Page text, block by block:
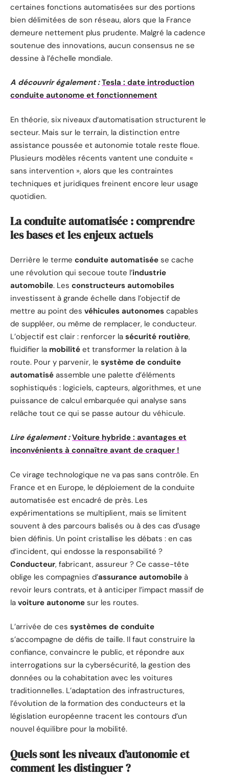
certaines fonctions automatisées sur des portions
bien délimitées de son réseau, alors que la France
demeure nettement plus prudente. Malgré la cadence
soutenue des innovations, aucun consensus ne se
dessine à l’échelle mondiale.
A découvrir également : Tesla : date introduction
conduite autonome et fonctionnement
En théorie, six niveaux d’automatisation structurent le
secteur. Mais sur le terrain, la distinction entre
assistance poussée et autonomie totale reste floue.
Plusieurs modèles récents vantent une conduite «
sans intervention », alors que les contraintes
techniques et juridiques freinent encore leur usage
quotidien.
La conduite automatisée : comprendre
les bases et les enjeux actuels
Derrière le terme conduite automatisée se cache
une révolution qui secoue toute l’industrie
automobile. Les constructeurs automobiles
investissent à grande échelle dans l’objectif de
mettre au point des véhicules autonomes capables
de suppléer, ou même de remplacer, le conducteur.
L’objectif est clair : renforcer la sécurité routière,
fluidifier la mobilité et transformer la relation à la
route. Pour y parvenir, le système de conduite
automatisé assemble une palette d’éléments
sophistiqués : logiciels, capteurs, algorithmes, et une
puissance de calcul embarquée qui analyse sans
relâche tout ce qui se passe autour du véhicule.
Lire également : Voiture hybride : avantages et
inconvénients à connaître avant de craquer !
Ce virage technologique ne va pas sans contrôle. En
France et en Europe, le déploiement de la conduite
automatisée est encadré de près. Les
expérimentations se multiplient, mais se limitent
souvent à des parcours balisés ou à des cas d’usage
bien définis. Un point cristallise les débats : en cas
d’incident, qui endosse la responsabilité ?
Conducteur, fabricant, assureur ? Ce casse-tête
oblige les compagnies d’assurance automobile à
revoir leurs contrats, et à anticiper l’impact massif de
la voiture autonome sur les routes.
L’arrivée de ces systèmes de conduite
s’accompagne de défis de taille. Il faut construire la
confiance, convaincre le public, et répondre aux
interrogations sur la cybersécurité, la gestion des
données ou la cohabitation avec les voitures
traditionnelles. L’adaptation des infrastructures,
l’évolution de la formation des conducteurs et la
législation européenne tracent les contours d’un
nouvel équilibre pour la mobilité.
Quels sont les niveaux d’autonomie et
comment les distinguer ?